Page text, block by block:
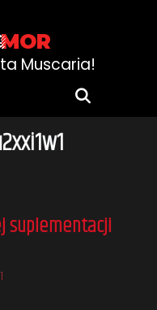
Muscaria!
suplementacji